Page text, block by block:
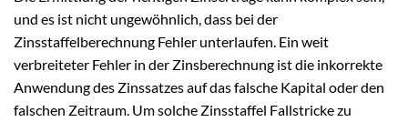
und es ist nicht ungewöhnlich, dass bei der
Zinsstaffelberechnung Fehler unterlaufen. Ein weit
verbreiteter Fehler in der Zinsberechnung ist die inkorrekte
Anwendung des Zinssatzes auf das falsche Kapital oder den
falschen Zeitraum. Um solche Zinsstaffel Fallstricke zu